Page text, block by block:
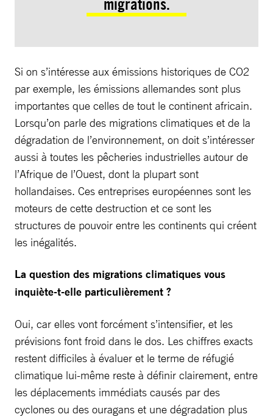
migrations.
Si on s’intéresse aux émissions historiques de CO2
par exemple, les émissions allemandes sont plus
importantes que celles de tout le continent africain.
Lorsqu’on parle des migrations climatiques et de la
dégradation de l’environnement, on doit s’intéresser
aussi à toutes les pêcheries industrielles autour de
l’Afrique de l’Ouest, dont la plupart sont
hollandaises. Ces entreprises européennes sont les
moteurs de cette destruction et ce sont les
structures de pouvoir entre les continents qui créent
les inégalités.
La question des migrations climatiques vous
inquiète-t-elle particulièrement ?
Oui, car elles vont forcément s’intensifier, et les
prévisions font froid dans le dos. Les chiffres exacts
restent difficiles à évaluer et le terme de réfugié
climatique lui-même reste à définir clairement, entre
les déplacements immédiats causés par des
cyclones ou des ouragans et une dégradation plus